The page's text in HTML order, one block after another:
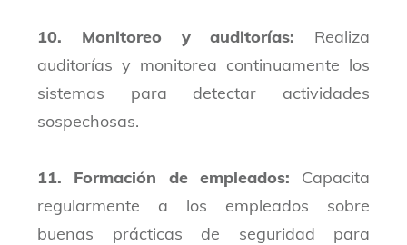
10. Monitoreo y auditorías: Realiza
auditorías y monitorea continuamente los
sistemas para detectar actividades
sospechosas.
11. Formación de empleados: Capacita
regularmente a los empleados sobre
buenas prácticas de seguridad para